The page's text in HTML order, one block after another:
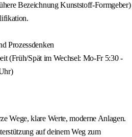
Bezeichnung Kunststoff-Formgeber)
Prozessdenken
(Früh/Spät im Wechsel: Mo-Fr 5:30 -
Wege, klare Werte, moderne Anlagen.
auf deinem Weg zum